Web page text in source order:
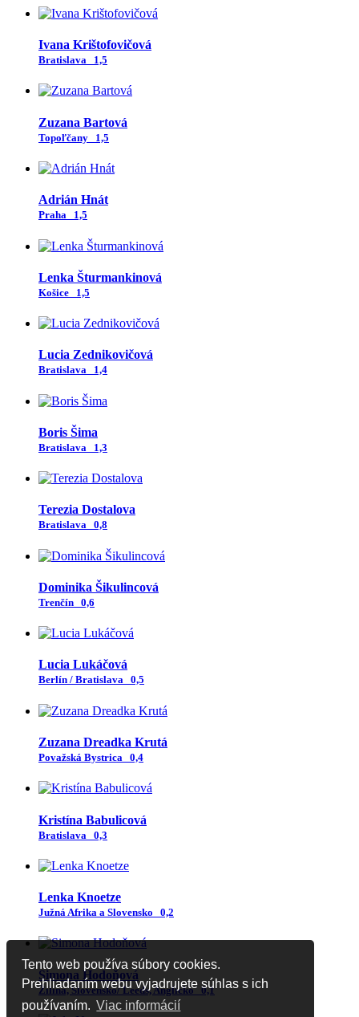
Tento web používa súbory cookies.
Prehliadaním webu vyjadrujete súhlas s ich
používaním. Viac informácií
Ivana Krištofovičová
Bratislava 1,5
Zuzana Bartová
Topoľčany 1,5
Adrián Hnát
Praha 1,5
Lenka Šturmankinová
Košice 1,5
Lucia Zednikovičová
Bratislava 1,4
Boris Šima
Bratislava 1,3
Terezia Dostalova
Bratislava 0,8
Dominika Šikulincová
Trenčín 0,6
Lucia Lukáčová
Berlín / Bratislava 0,5
Zuzana Dreadka Krutá
Považská Bystrica 0,4
Kristína Babulicová
Bratislava 0,3
Lenka Knoetze
Južná Afrika a Slovensko 0,2
Simona Hodoňová
Žilina, Slovensko/ Leeds, Anglicko 0,1